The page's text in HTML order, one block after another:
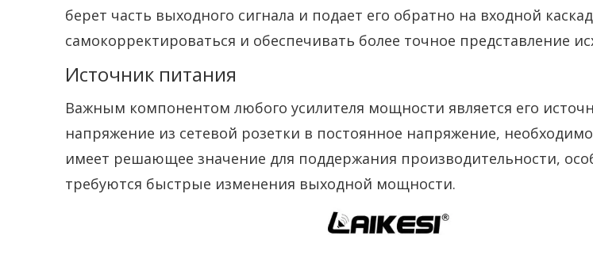
берет часть выходного сигнала и подает его обратно на входной
самокорректироваться и обеспечивать более точное представление
Источник питания
Важным компонентом любого усилителя мощности является его
напряжение из сетевой розетки в постоянное напряжение,
имеет решающее значение для поддержания производительности,
требуются быстрые изменения выходной мощности.